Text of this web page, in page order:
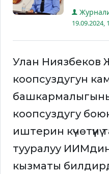
19.09.2024,
Улан
коопсуздугун
коопсуздугу
иштерин
тууралуу
кызматы